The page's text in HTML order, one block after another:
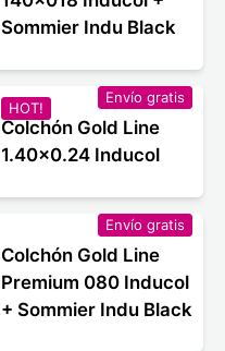
Sommier Indu Black
HOT!
Envío gratis
Colchón Gold Line
1.40x0.24 Inducol
Envío gratis
Colchón Gold Line
Premium 080 Inducol
+ Sommier Indu Black